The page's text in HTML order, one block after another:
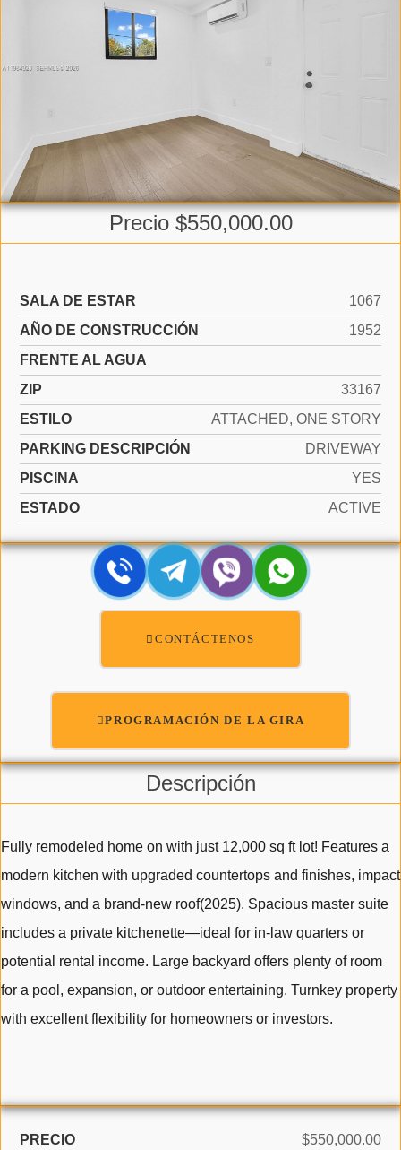
Precio $550,000.00
SALA DE ESTAR
1067
AÑO DE CONSTRUCCIÓN
1952
FRENTE AL AGUA
ZIP
33167
ESTILO
ATTACHED, ONE STORY
PARKING DESCRIPCIÓN
DRIVEWAY
PISCINA
YES
ESTADO
ACTIVE
CONTÁCTENOS
PROGRAMACIÓN DE LA GIRA
Descripción
Fully remodeled home on with just 12,000 sq ft lot! Features a
modern kitchen with upgraded countertops and finishes, impact
windows, and a brand-new roof(2025). Spacious master suite
includes a private kitchenette—ideal for in-law quarters or
potential rental income. Large backyard offers plenty of room
for a pool, expansion, or outdoor entertaining. Turnkey property
with excellent flexibility for homeowners or investors.
PRECIO
$550,000.00